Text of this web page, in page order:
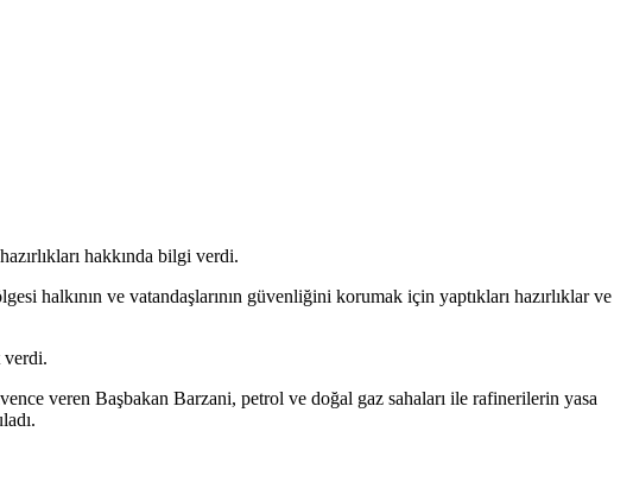
hakkında bilgi verdi.
halkının ve vatandaşlarının güvenliğini korumak için yaptıkları hazırlıklar ve
verdi.
veren Başbakan Barzani, petrol ve doğal gaz sahaları ile rafinerilerin yasa